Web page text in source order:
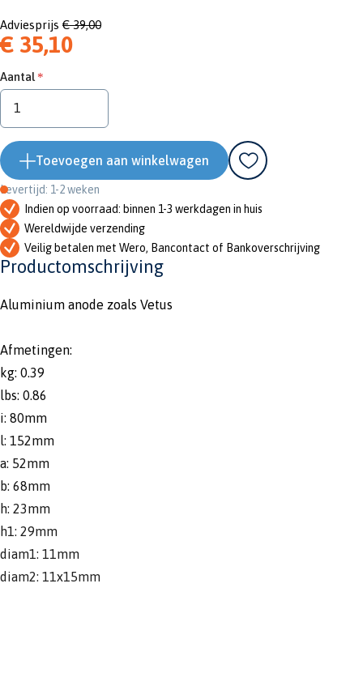
Adviesprijs € 39,00
€ 35,10
Aantal
Toevoegen aan winkelwagen
Levertijd: 1-2 weken
Indien op voorraad: binnen 1-3 werkdagen in huis
Wereldwijde verzending
Veilig betalen met Wero, Bancontact of Bankoverschrijving
Productomschrijving
Aluminium anode zoals Vetus
Afmetingen:
kg: 0.39
lbs: 0.86
i: 80mm
l: 152mm
a: 52mm
b: 68mm
h: 23mm
h1: 29mm
diam1: 11mm
diam2: 11x15mm